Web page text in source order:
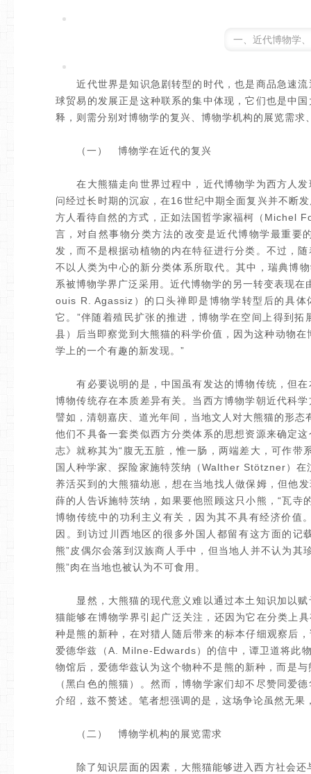
一、 近代博物学
近代世界是知识急剧转型的时代，也是商品急速流
球贸易的发展正是这种联系的集中体现，它们也是中
释，则需分别对博物学的复兴、博物学机构的展览需
（一） 博物学在近代的复兴
在大熊猫走向世界过程中，近代博物学为西方人发
问经过长时期的沉寂，在16世纪中期全面复兴并不断
方人看待自然的方式，正如法国哲学家福柯（Michel
言，对自然事物分类方法的改变是近代博物学最重要
发，而不是根据动植物的内在特征进行分类。不过，
不以人类为中心的新分类体系所取代。其中，瑞典博
系被博物学界广泛采用。近代博物学的另一转变表现
ouis R. Agassiz）的口头禅即是博物学转型后的具
它。”伴随着殖民扩张的推进，博物学在空间上得到
县）后当即察觉到大熊猫的科学价值，因为这种动物
学上的一个有趣的新发现。”
有必要说明的是，中国虽有发达的博物传统，但在
博物传统存在本质差异有关。当西方博物学朝近代科
譬如，清朝嘉庆、道光年间，当地文人对大熊猫的形态
他们不具备一套类似西方分类体系的思想资源来确定
志》就称其为“腹无五脏，惟一肠，两端差大，可作
国人种学家、探险家施特茨纳（Walther Stötzner）
养活买到的大熊猫幼崽，想在当地找人做保姆，但他
薛的人告诉施特茨纳，如果要他照顾这只小熊，“瓦
博物传统中的功利主义有关，因为其不具有经济价值
因。到访过川西地区的很多外国人都留有这方面的
熊”皮偶尔会落到汉族商人手中，但当地人并不认为
熊”肉在当地也被认为不可食用。
显然，大熊猫的现代意义难以通过本土知识加以赋
猫能够在博物学界引起广泛关注，还因为它在分类上
种是熊的新种，在对猎人随后带来的标本仔细观察后
爱德华兹（A. Milne-Edwards）的信中，谭卫道将此
物馆后，爱德华兹认为这个物种不是熊的新种，而是
（黑白色的熊猫）。然而，博物学家们却不尽赞同爱
介绍，兹不赘述。笔者想强调的是，这场争论虽然无
（二） 博物学机构的展览需求
除了知识层面的因素，大熊猫能够进入西方社会还